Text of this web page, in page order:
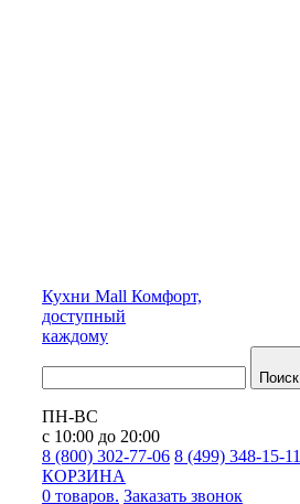
Кухни Mall Комфорт,
доступный
каждому
Поиск
ПН-ВС
с 10:00 до 20:00
8 (800) 302-77-06 8 (499) 348-15-11
КОРЗИНА
0 товаров. Заказать звонок